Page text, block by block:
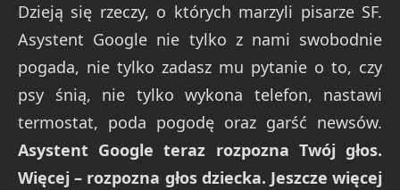
Dzieją się rzeczy, o których marzyli pisarze SF.
Asystent Google nie tylko z nami swobodnie
pogada, nie tylko zadasz mu pytanie o to, czy
psy śnią, nie tylko wykona telefon, nastawi
termostat, poda pogodę oraz garść newsów.
Asystent Google teraz rozpozna Twój głos.
Więcej – rozpozna głos dziecka. Jeszcze więcej